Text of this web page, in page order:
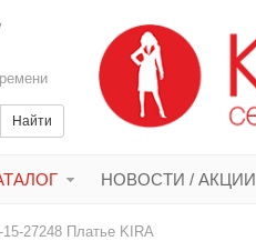
Найти
НОВОСТИ / АКЦИИ
15-27248 Платье KIRA